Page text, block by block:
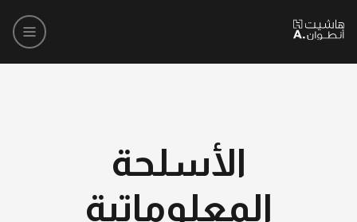
الأسلحة
المعلوماتية